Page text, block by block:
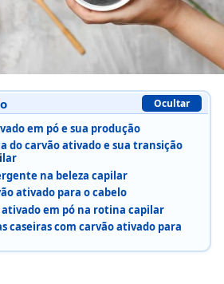
Ocultar
em pó e sua produção
do carvão ativado e sua transição
na beleza capilar
ativado para o cabelo
ativado em pó na rotina capilar
caseiras com carvão ativado para